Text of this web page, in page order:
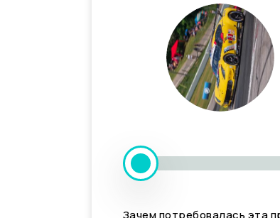
Зачем потребовалась эта